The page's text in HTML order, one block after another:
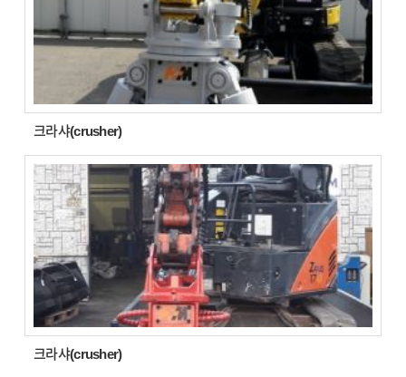
크라샤(crusher)
크라샤(crusher)